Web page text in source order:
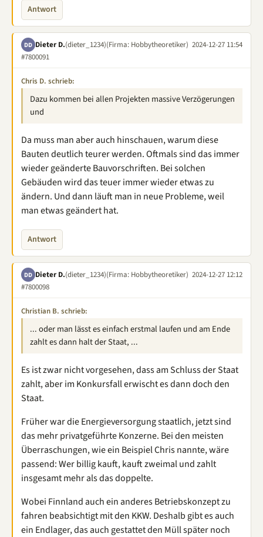
Antwort
DD Dieter D.(dieter_1234)(Firma: Hobbytheoretiker) 2024-12-27 11:54
#7800091
Chris D. schrieb:
Dazu kommen bei allen Projekten massive Verzögerungen
und
Da muss man aber auch hinschauen, warum diese
Bauten deutlich teurer werden. Oftmals sind das immer
wieder geänderte Bauvorschriften. Bei solchen
Gebäuden wird das teuer immer wieder etwas zu
ändern. Und dann läuft man in neue Probleme, weil
man etwas geändert hat.
Antwort
DD Dieter D.(dieter_1234)(Firma: Hobbytheoretiker) 2024-12-27 12:12
#7800098
Christian B. schrieb:
... oder man lässt es einfach erstmal laufen und am Ende
zahlt es dann halt der Staat, ...
Es ist zwar nicht vorgesehen, dass am Schluss der Staat
zahlt, aber im Konkursfall erwischt es dann doch den
Staat.
Früher war die Energieversorgung staatlich, jetzt sind
das mehr privatgeführte Konzerne. Bei den meisten
Überraschungen, wie ein Beispiel Chris nannte, wäre
passend: Wer billig kauft, kauft zweimal und zahlt
insgesamt mehr als das doppelte.
Wobei Finnland auch ein anderes Betriebskonzept zu
fahren beabsichtigt mit den KKW. Deshalb gibt es auch
ein Endlager, das auch gestattet den Müll später noch